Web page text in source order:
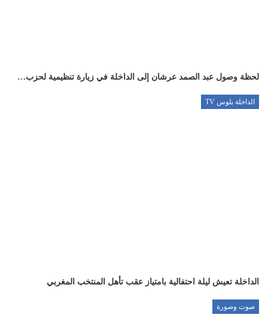
لحظة وصول عبد الصمد عرشان إلى الداخلة في زيارة تنظيمية لحزب…
الداخلة بلوس TV
الداخلة تعيش ليلة احتفالية بامتياز عقب تأهل المنتخب المغربي
صوت وصورة